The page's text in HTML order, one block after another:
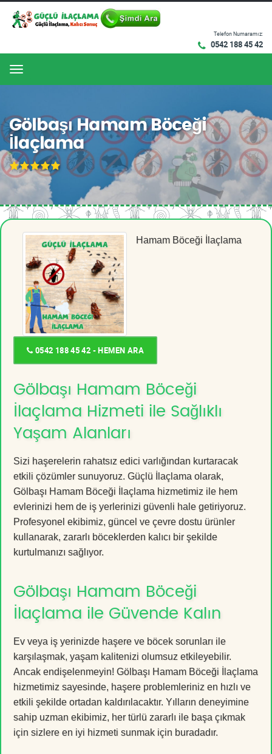
Telefon Numaramız:
0542 188 45 42
Menu
Gölbaşı Hamam Böceği
İlaçlama
Hamam Böceği İlaçlama
0542 188 45 42 - HEMEN ARA
Gölbaşı Hamam Böceği
İlaçlama Hizmeti ile Sağlıklı
Yaşam Alanları
Sizi haşerelerin rahatsız edici varlığından kurtaracak
etkili çözümler sunuyoruz. Güçlü İlaçlama olarak,
Gölbaşı Hamam Böceği İlaçlama hizmetimiz ile hem
evlerinizi hem de iş yerlerinizi güvenli hale getiriyoruz.
Profesyonel ekibimiz, güncel ve çevre dostu ürünler
kullanarak, zararlı böceklerden kalıcı bir şekilde
kurtulmanızı sağlıyor.
Gölbaşı Hamam Böceği
İlaçlama ile Güvende Kalın
Ev veya iş yerinizde haşere ve böcek sorunları ile
karşılaşmak, yaşam kalitenizi olumsuz etkileyebilir.
Ancak endişelenmeyin! Gölbaşı Hamam Böceği İlaçlama
hizmetimiz sayesinde, haşere problemleriniz en hızlı ve
etkili şekilde ortadan kaldırılacaktır. Yılların deneyimine
sahip uzman ekibimiz, her türlü zararlı ile başa çıkmak
için sizlere en iyi hizmeti sunmak için buradadır.